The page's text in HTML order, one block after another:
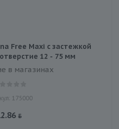
Free Maxi с застежкой
12 - 75 мм
в магазинах
175000